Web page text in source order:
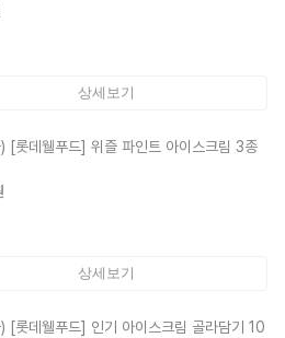
상세보기
[롯데웰푸드] 위즐 파인트 아이스크림 3종
상세보기
[롯데웰푸드] 인기 아이스크림 골라담기 10